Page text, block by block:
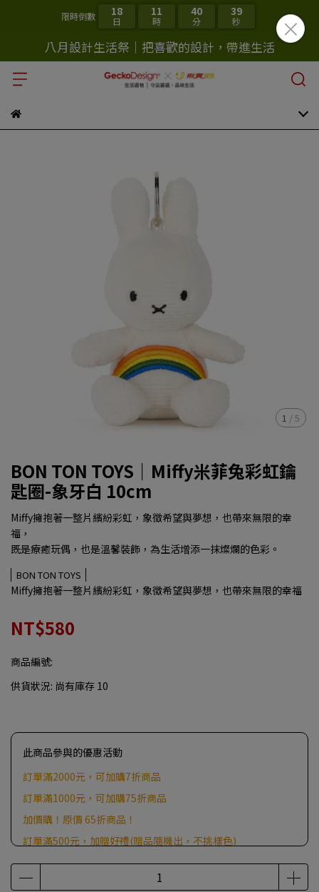
限時倒數 18
日
11
時
40
分
38
秒
八月設計生活祭｜把喜歡的設計，帶進生活
1 /5
BON TON TOYS｜Miffy米菲兔彩虹鑰
匙圈-象牙白 10cm
Miffy擁抱著一整片繽紛彩虹，象徵希望與夢想，也帶來無限的幸
福，
既是療癒玩偶，也是溫馨裝飾，為生活增添一抹燦爛的色彩。
BON TON TOYS
Miffy擁抱著一整片繽紛彩虹，象徵希望與夢想，也帶來無限的幸福
NT$580
商品編號:
供貨狀況: 尚有庫存 10
此商品參與的優惠活動
訂單滿2000元，可加購7折商品
訂單滿1000元，可加購75折商品
加價購！原價 65折商品！
訂單滿500元，加贈好禮(贈品隨機出，不挑樣色)